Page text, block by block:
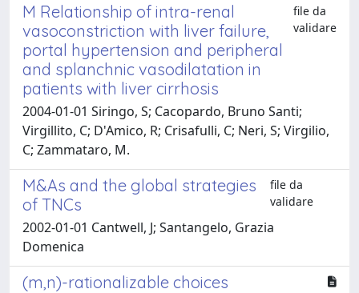
M Relationship of intra-renal
vasoconstriction with liver failure,
portal hypertension and peripheral
and splanchnic vasodilatation in
patients with liver cirrhosis
file da
validare
2004-01-01 Siringo, S; Cacopardo, Bruno Santi;
Virgillito, C; D'Amico, R; Crisafulli, C; Neri, S; Virgilio,
C; Zammataro, M.
M&As and the global strategies
of TNCs
file da
validare
2002-01-01 Cantwell, J; Santangelo, Grazia
Domenica
(m,n)-rationalizable choices